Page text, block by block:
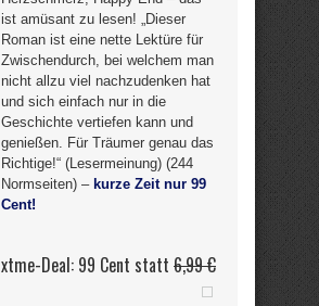
ist amüsant zu lesen! „Dieser
Roman ist eine nette Lektüre für
Zwischendurch, bei welchem man
nicht allzu viel nachzudenken hat
und sich einfach nur in die
Geschichte vertiefen kann und
genießen. Für Träumer genau das
Richtige!“ (Lesermeinung) (244
Normseiten) – kurze Zeit nur 99
Cent!
xtme-Deal: 99 Cent statt 6,99 €